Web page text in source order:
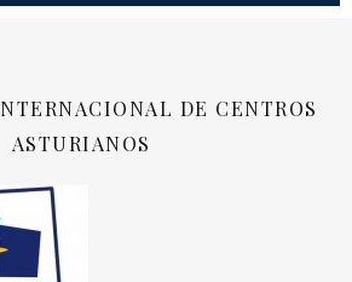
DE CENTROS
ASTURIANOS